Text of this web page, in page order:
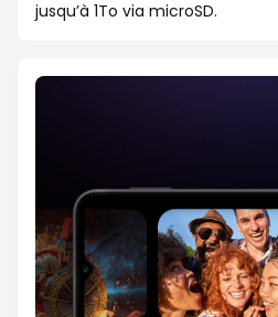
jusqu’à 1To via microSD.